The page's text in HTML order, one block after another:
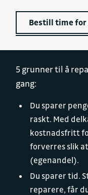
Bestill time for
5 grunner til å
gang:
Du sparer
raskt. Med
kostnadsfritt
forverres slik
(egenandel).
Du sparer tid.
reparere, får